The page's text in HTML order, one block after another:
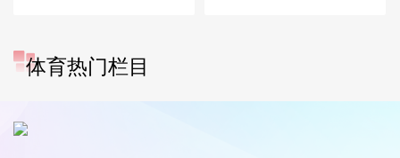
体育热门栏目